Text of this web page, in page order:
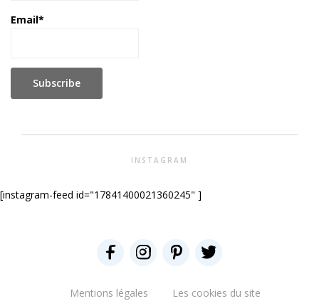
Email*
INSTAGRAM
[instagram-feed id="17841400021360245" ]
Mentions légales
Les cookies du site